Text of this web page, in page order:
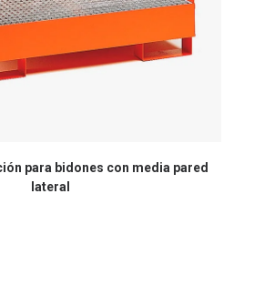
para bidones con media pared
lateral